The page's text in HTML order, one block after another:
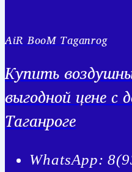
AiR BooM Taganrog
Купить
выгодной цене с
Таганроге
WhatsApp: